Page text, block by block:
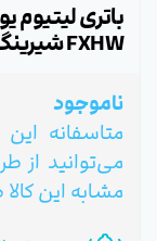
FXHW شیرینگ دوتایی
ناموجود
متاسفانه
می‌توانید
مشابه این